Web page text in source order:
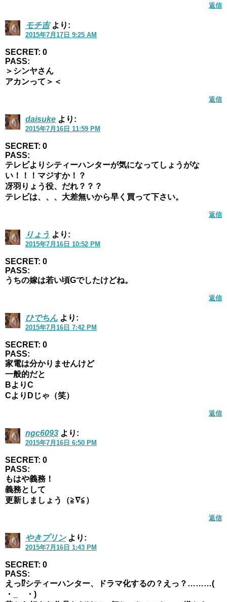
返信
モチ吉 より:
2015年7月17日 9:25 AM
SECRET: 0
PASS:
＞シンヤさん
アカンって＞＜
返信
daisuke より:
2015年7月16日 11:59 PM
SECRET: 0
PASS:
テレビよりシティーハンターが気になってしょうがな
い！！！マジすか！？
冴羽りょう役、だれ？？？
テレビは、、、大差無いから早く買って下さい。
返信
りょう より:
2015年7月16日 10:52 PM
SECRET: 0
PASS:
うちの嫁は若い頃Gでしたけどね。
返信
ひでちん より:
2015年7月16日 7:42 PM
SECRET: 0
PASS:
家電は分かりませんけど
一般的だと
BよりC
CよりDじゃ（笑）
返信
ngc6093 より:
2015年7月16日 6:50 PM
SECRET: 0
PASS:
もはや義務！
義務として
更新しましょう（≧∇≦）
返信
やきプリン より:
2015年7月16日 1:43 PM
SECRET: 0
PASS:
えっ⁉︎シティーハンター、ドラマ化するの？えっ？………(
・_ゝ・)